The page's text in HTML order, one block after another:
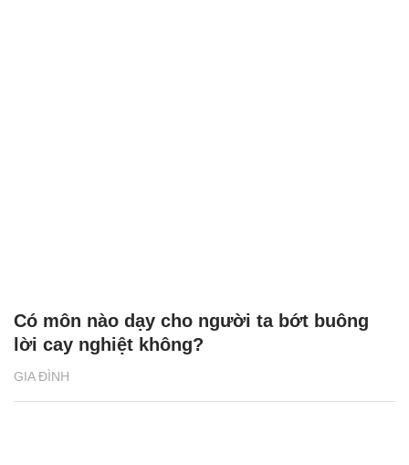
GIA ĐÌNH
Có môn nào dạy cho người ta bớt buông
lời cay nghiệt không?